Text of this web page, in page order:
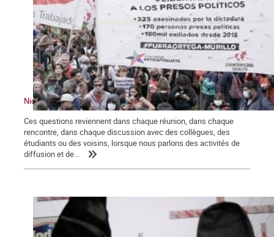
Nicaragua : ce que c’était, ce que cela pourrait être, ce que c’est
Ces questions reviennent dans chaque réunion, dans chaque
rencontre, dans chaque discussion avec des collègues, des
étudiants ou des voisins, lorsque nous parlons des activités de
diffusion et de...